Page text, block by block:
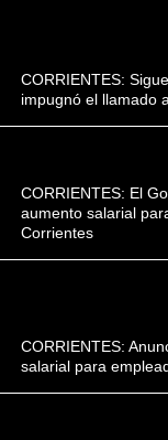
CORRIENTES:
impugnó el llamado
CORRIENTES: El
aumento salarial
Corrientes
CORRIENTES:
salarial para